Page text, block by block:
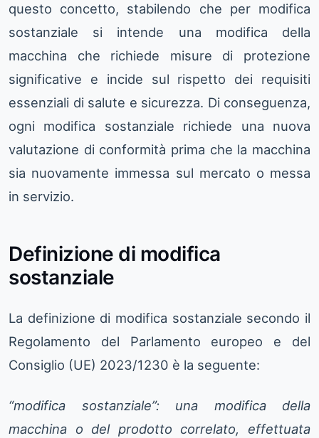
questo concetto, stabilendo che per modifica
sostanziale si intende una modifica della
macchina che richiede misure di protezione
significative e incide sul rispetto dei requisiti
essenziali di salute e sicurezza. Di conseguenza,
ogni modifica sostanziale richiede una nuova
valutazione di conformità prima che la macchina
sia nuovamente immessa sul mercato o messa
in servizio.
Definizione di modifica
sostanziale
La definizione di modifica sostanziale secondo il
Regolamento del Parlamento europeo e del
Consiglio (UE) 2023/1230 è la seguente:
“modifica sostanziale”: una modifica della
macchina o del prodotto correlato, effettuata